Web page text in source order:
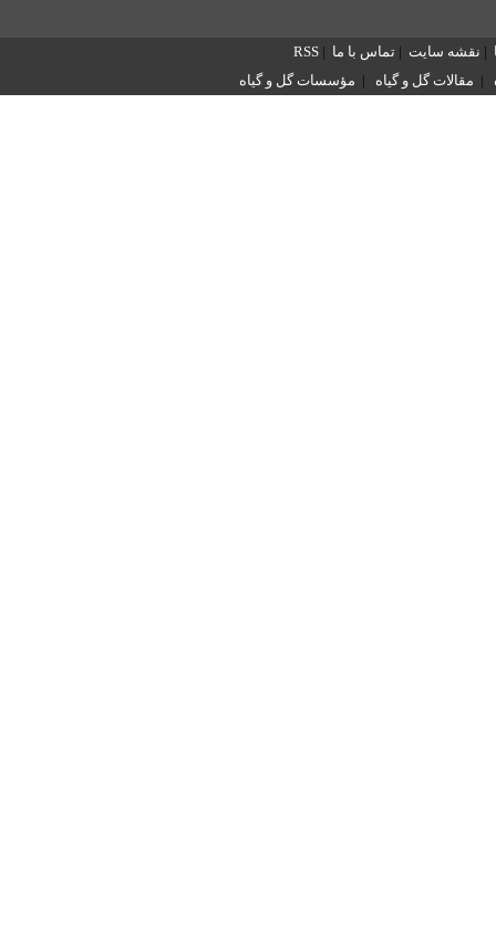
| نقشه سایت | تماس با ما |
RSS
| مقالات گل و گیاه | مؤسسات گل و گیاه